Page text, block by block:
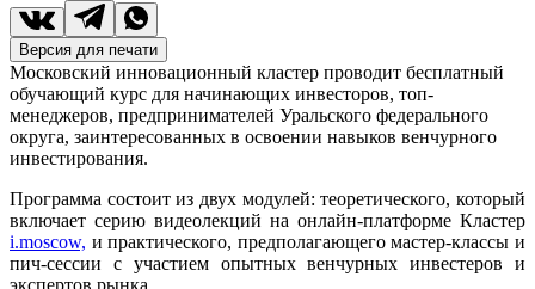
Версия для печати
Московский инновационный кластер проводит бесплатный
обучающий курс для начинающих инвесторов, топ-
менеджеров, предпринимателей Уральского федерального
округа, заинтересованных в освоении навыков венчурного
инвестирования.
Программа состоит из двух модулей: теоретического, который
включает серию видеолекций на онлайн-платформе Кластер
i.moscow, и практического, предполагающего мастер-классы и
пич-сессии с участием опытных венчурных инвестеров и
экспертов рынка.